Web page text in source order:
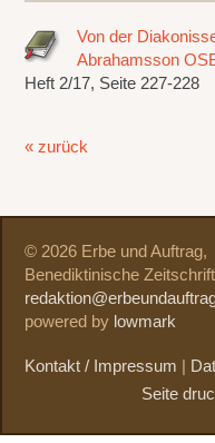
Von der
Abrahamsson
Heft 2/17, Seite 227-228
« zurück
© 2026 Erbe und Auftrag,
Benediktinische
powered by lowmark
Kontakt / Impressum
Seite